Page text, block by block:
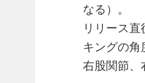
なる）。
リリース
キングの角
右股関節、